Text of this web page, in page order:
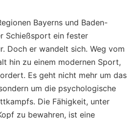
Bayerns und Baden-
Schießsport ein fester
Doch er wandelt sich. Weg vom
hin zu einem modernen Sport,
Es geht nicht mehr um das
um die psychologische
Die Fähigkeit, unter
zu bewahren, ist eine